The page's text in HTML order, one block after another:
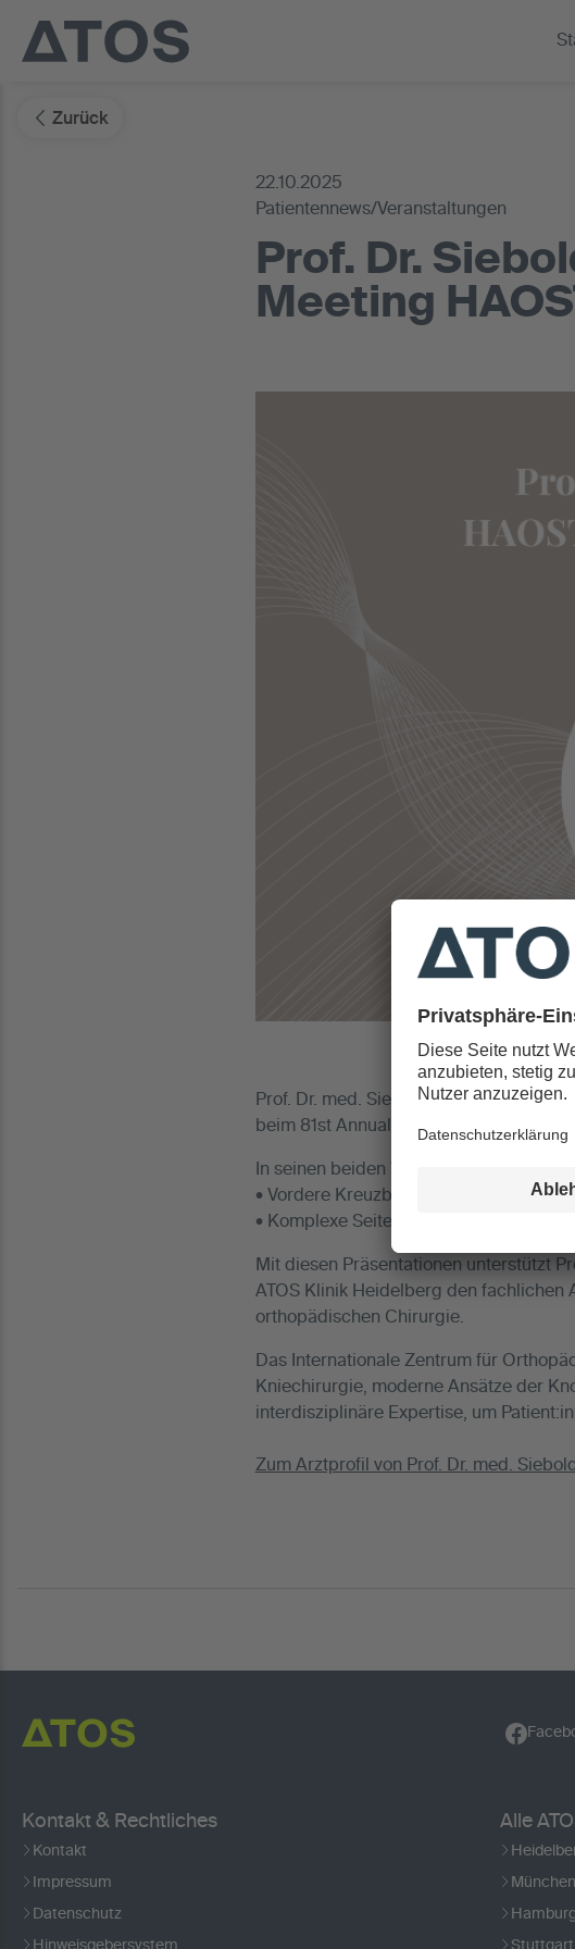
Zurück
22.10.2025
Patientennews/Veranstaltungen
Prof. Dr.
Meeting
Prof. Dr. med. Siebold, Spezialist für
beim 81st Annual Meeting HAOST
In seinen beiden Vorträgen standen
• Vordere Kreuzbandrekonstruktion mit
• Komplexe
Mit diesen Präsentationen unterstützt
ATOS Klinik Heidelberg den fachlichen
orthopädischen Chirurgie.
Das Internationale Zentrum für
Kniechirurgie, moderne Ansätze der
interdisziplinäre Expertise, um
Zum Arztprofil von Prof. Dr. med. Siebold
Kontakt & Rechtliches
Kontakt
Impressum
Datenschutz
Hinweisgebersystem
Alle
München
Hamburg
Stuttgart